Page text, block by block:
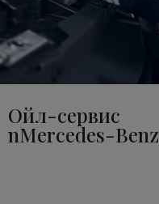
Ойл-сервис
nMercedes-Benz